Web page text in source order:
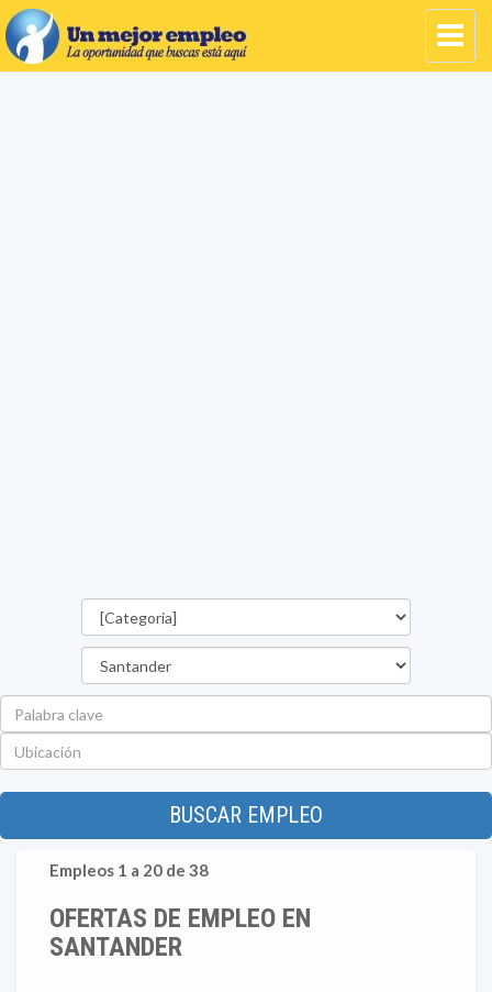
BUSCAR EMPLEO
Empleos 1 a 20 de 38
OFERTAS DE EMPLEO EN
SANTANDER